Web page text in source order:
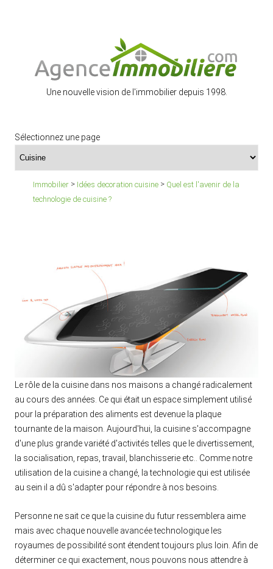
Une nouvelle vision de l'immobilier depuis 1998.
Sélectionnez une page
Immobilier > Idées decoration cuisine > Quel est l'avenir de la
technologie de cuisine ?
Le rôle de la cuisine dans nos maisons a changé radicalement
au cours des années. Ce qui était un espace simplement utilisé
pour la préparation des aliments est devenue la plaque
tournante de la maison. Aujourd'hui, la cuisine s'accompagne
d'une plus grande variété d'activités telles que le divertissement,
la socialisation, repas, travail, blanchisserie etc.. Comme notre
utilisation de la cuisine a changé, la technologie qui est utilisée
au sein il a dû s'adapter pour répondre à nos besoins.
Personne ne sait ce que la cuisine du futur ressemblera aime
mais avec chaque nouvelle avancée technologique les
royaumes de possibilité sont étendent toujours plus loin. Afin de
déterminer ce qui exactement, nous pouvons nous attendre à